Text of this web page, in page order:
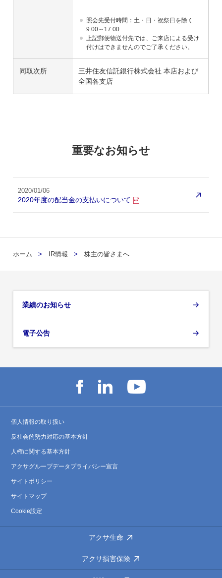
照会先受付時間：土・日・祝祭日を除く
9:00～17:00
上記郵便物送付先では、ご来店による受け
付けはできませんのでご了承ください。
同取次所
三井住友信託銀行株式会社 本店および
全国各支店
重要なお知らせ
2020/01/06
2020年度の配当金の支払いについて
ホーム IR情報 株主の皆さまへ
業績のお知らせ
電子公告
個人情報の取り扱い
反社会的勢力対応の基本方針
人権に関する基本方針
アクサグループデータプライバシー宣言
サイトポリシー
サイトマップ
Cookie設定
アクサ生命
アクサ損害保険